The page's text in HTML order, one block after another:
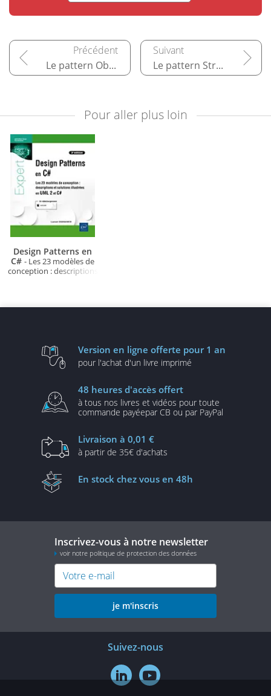
Le pattern Observer Le pattern Strategy
Pour aller plus loin
Design Patterns en
C# - Les 23 modèles de
conception : descriptions
Version en ligne offerte pour 1 an
pour l'achat d'un livre imprimé
48 heures d'accès offert
à tous nos livres et vidéos pour toute
commande payéepar CB ou par PayPal
Livraison à 0,01 €
à partir de 35€ d'achats
En stock chez vous en 48h
Inscrivez-vous à notre newsletter
voir notre politique de protection des données
je m'inscris
Suivez-nous
 